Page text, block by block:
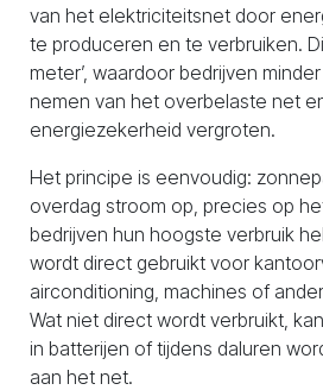
van het elektriciteitsnet door
te produceren en te verbruiken.
meter’, waardoor bedrijven
nemen van het overbelaste net
energiezekerheid vergroten.
Het principe is eenvoudig:
overdag stroom op, precies op
bedrijven hun hoogste verbruik
wordt direct gebruikt voor
airconditioning, machines of
Wat niet direct wordt verbruikt,
in batterijen of tijdens daluren
aan het net.